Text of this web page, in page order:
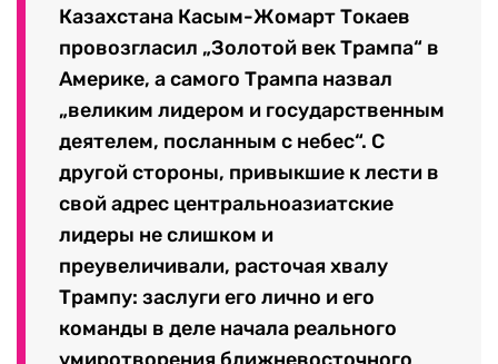
Казахстана Касым-Жомарт Токаев
провозгласил „Золотой век Трампа“ в
Америке, а самого Трампа назвал
„великим лидером и государственным
деятелем, посланным с небес“. С
другой стороны, привыкшие к лести в
свой адрес центральноазиатские
лидеры не слишком и
преувеличивали, расточая хвалу
Трампу: заслуги его лично и его
команды в деле начала реального